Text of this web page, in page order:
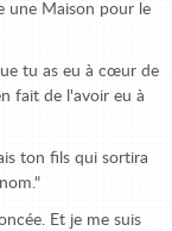
une Maison pour le
tu as eu à cœur de
fait de l'avoir eu à
ton fils qui sortira
Et je me suis